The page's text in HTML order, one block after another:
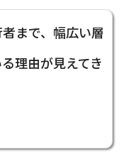
まで、幅広い層
理由が見えてき